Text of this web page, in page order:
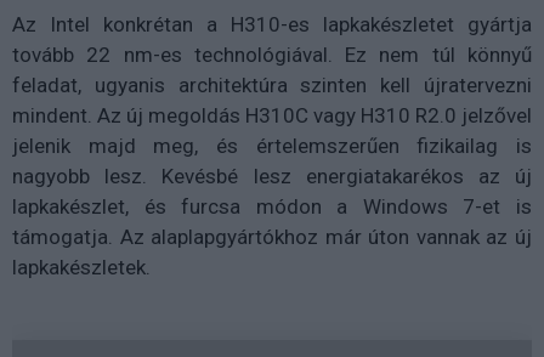
Az Intel konkrétan a H310-es lapkakészletet gyártja
tovább 22 nm-es technológiával. Ez nem túl könnyű
feladat, ugyanis architektúra szinten kell újratervezni
mindent. Az új megoldás H310C vagy H310 R2.0 jelzővel
jelenik majd meg, és értelemszerűen fizikailag is
nagyobb lesz. Kevésbé lesz energiatakarékos az új
lapkakészlet, és furcsa módon a Windows 7-et is
támogatja. Az alaplapgyártókhoz már úton vannak az új
lapkakészletek.